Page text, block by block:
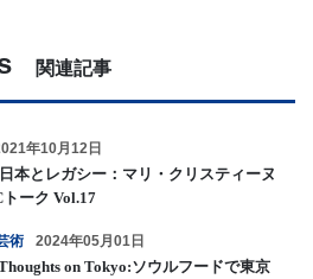
関連記事
年10月12日
本とレガシー：マリ・クリスティーヌ
トーク Vol.17
術 2024年05月01日
on Tokyo:ソウルフードで東京